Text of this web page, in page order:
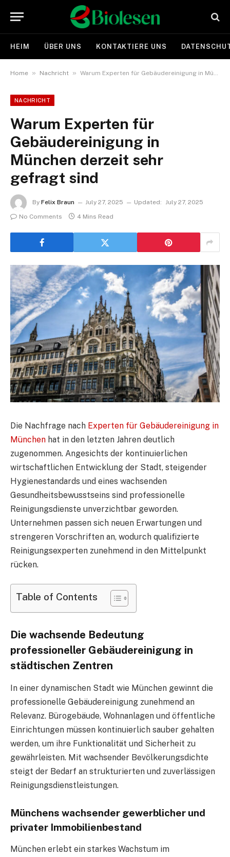
HEIM ÜBER UNS KONTAKTIERE UNS
Home » Nachricht » Warum Experten für Gebäudereinigung in München derzeit sehr gefragt sind
NACHRICHT
Warum Experten für
Gebäudereinigung in
München derzeit sehr
gefragt sind
By Felix Braun July 27, 2025 Updated: July 27, 2025
No Comments
4 Mins Read
Die Nachfrage nach Experten für Gebäudereinigung in
München hat in den letzten Jahren deutlich
zugenommen. Angesichts der kontinuierlichen
wirtschaftlichen Entwicklung der Stadt, steigender
Hygienestandards und eines wachsenden
Gesundheitsbewusstseins sind professionelle
Reinigungsdienste unverzichtbar geworden.
Unternehmen passen sich neuen Erwartungen und
strengeren Vorschriften an, wodurch qualifizierte
Reinigungsexperten zunehmend in den Mittelpunkt
rücken.
Table of Contents
Die wachsende Bedeutung
professioneller Gebäudereinigung in
städtischen Zentren
In einer dynamischen Stadt wie München gewinnt die
professionelle Gebäudereinigung zunehmend an
Relevanz. Bürogebäude, Wohnanlagen und öffentliche
Einrichtungen müssen kontinuierlich sauber gehalten
werden, um ihre Funktionalität und Sicherheit zu
gewährleisten. Mit wachsender Bevölkerungsdichte
steigt der Bedarf an strukturierten und zuverlässigen
Reinigungsdienstleistungen.
Münchens wachsender gewerblicher und
privater Immobilienbestand
München erlebt ein starkes Wachstum im